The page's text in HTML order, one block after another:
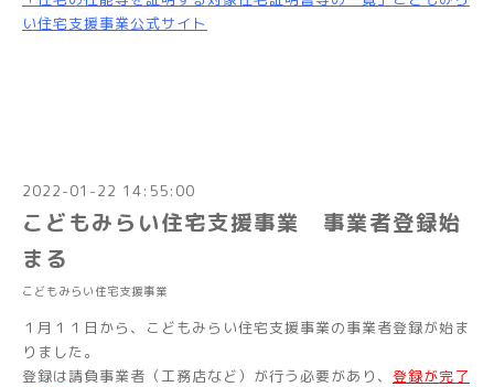
い住宅支援事業公式サイト
2022-01-22 14:55:00
こどもみらい住宅支援事業 事業者登録始
まる
こどもみらい住宅支援事業
１月１１日から、こどもみらい住宅支援事業の事業者登録が始ま
りました。
登録は請負事業者（工務店など）が行う必要があり、 登録が完了